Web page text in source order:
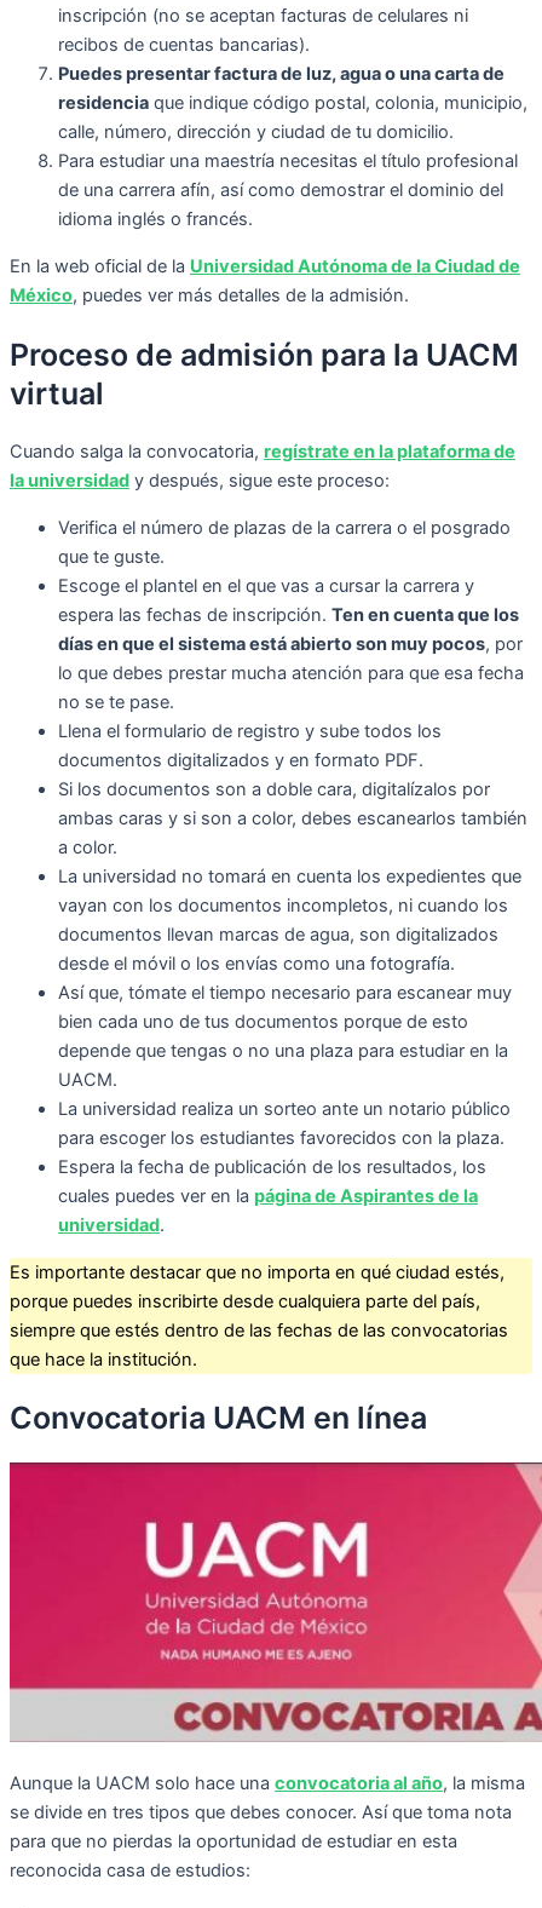
inscripción (no se aceptan facturas de celulares ni
recibos de cuentas bancarias).
Puedes presentar factura de luz, agua o una carta de
residencia que indique código postal, colonia, municipio,
calle, número, dirección y ciudad de tu domicilio.
Para estudiar una maestría necesitas el título profesional
de una carrera afín, así como demostrar el dominio del
idioma inglés o francés.
En la web oficial de la Universidad Autónoma de la Ciudad de
México, puedes ver más detalles de la admisión.
Proceso de admisión para la UACM
virtual
Cuando salga la convocatoria, regístrate en la plataforma de
la universidad y después, sigue este proceso:
Verifica el número de plazas de la carrera o el posgrado
que te guste.
Escoge el plantel en el que vas a cursar la carrera y
espera las fechas de inscripción. Ten en cuenta que los
días en que el sistema está abierto son muy pocos, por
lo que debes prestar mucha atención para que esa fecha
no se te pase.
Llena el formulario de registro y sube todos los
documentos digitalizados y en formato PDF.
Si los documentos son a doble cara, digitalízalos por
ambas caras y si son a color, debes escanearlos también
a color.
La universidad no tomará en cuenta los expedientes que
vayan con los documentos incompletos, ni cuando los
documentos llevan marcas de agua, son digitalizados
desde el móvil o los envías como una fotografía.
Así que, tómate el tiempo necesario para escanear muy
bien cada uno de tus documentos porque de esto
depende que tengas o no una plaza para estudiar en la
UACM.
La universidad realiza un sorteo ante un notario público
para escoger los estudiantes favorecidos con la plaza.
Espera la fecha de publicación de los resultados, los
cuales puedes ver en la página de Aspirantes de la
universidad.
Es importante destacar que no importa en qué ciudad estés,
porque puedes inscribirte desde cualquiera parte del país,
siempre que estés dentro de las fechas de las convocatorias
que hace la institución.
Convocatoria UACM en línea
Aunque la UACM solo hace una convocatoria al año, la misma
se divide en tres tipos que debes conocer. Así que toma nota
para que no pierdas la oportunidad de estudiar en esta
reconocida casa de estudios: